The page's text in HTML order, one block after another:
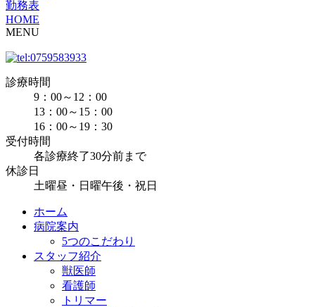
勤務表
HOME
MENU
診療時間
9：00～12：00
13：00～15：00
16：00～19：30
受付時間
各診療終了30分前まで
休診日
土曜昼・日曜午後・祝日
ホーム
病院案内
5つのこだわり
スタッフ紹介
獣医師
看護師
トリマー